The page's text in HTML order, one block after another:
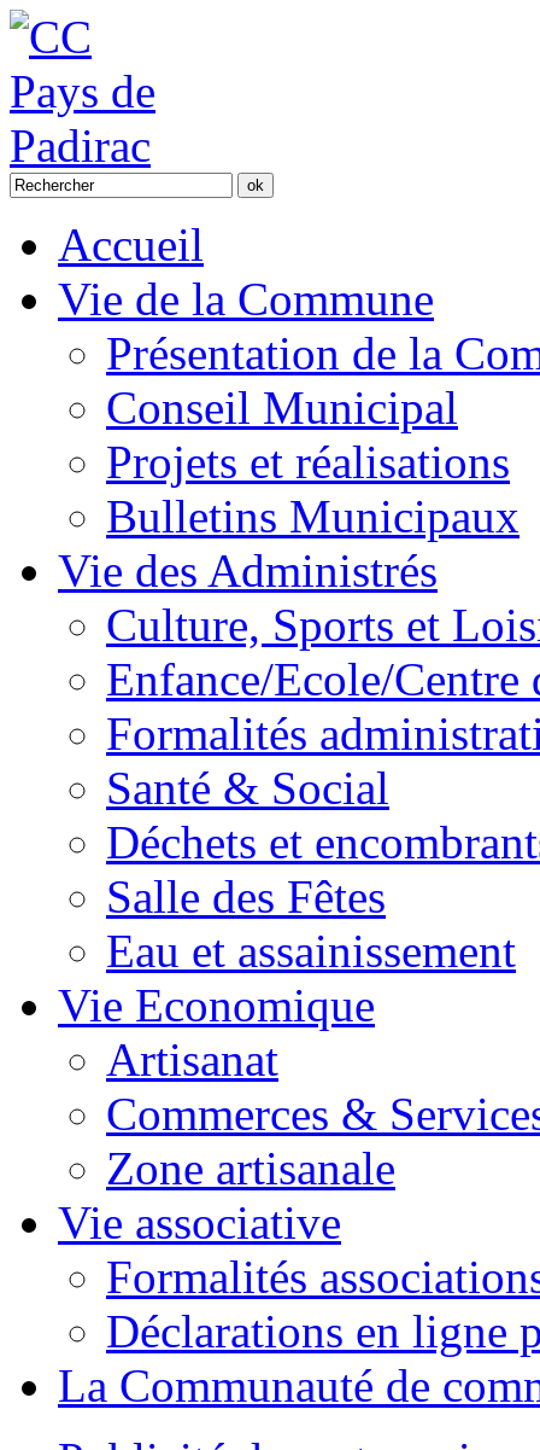
Accueil
Vie de la Commune
Présentation de la
Conseil Municipal
Projets et réalisations
Bulletins Municipaux
Vie des Administrés
Culture, Sports et
Enfance/Ecole/Centre
Formalités
Santé & Social
Déchets et
Salle des Fêtes
Eau et assainissement
Vie Economique
Artisanat
Commerces &
Zone artisanale
Vie associative
Formalités
Déclarations en ligne
La Communauté de